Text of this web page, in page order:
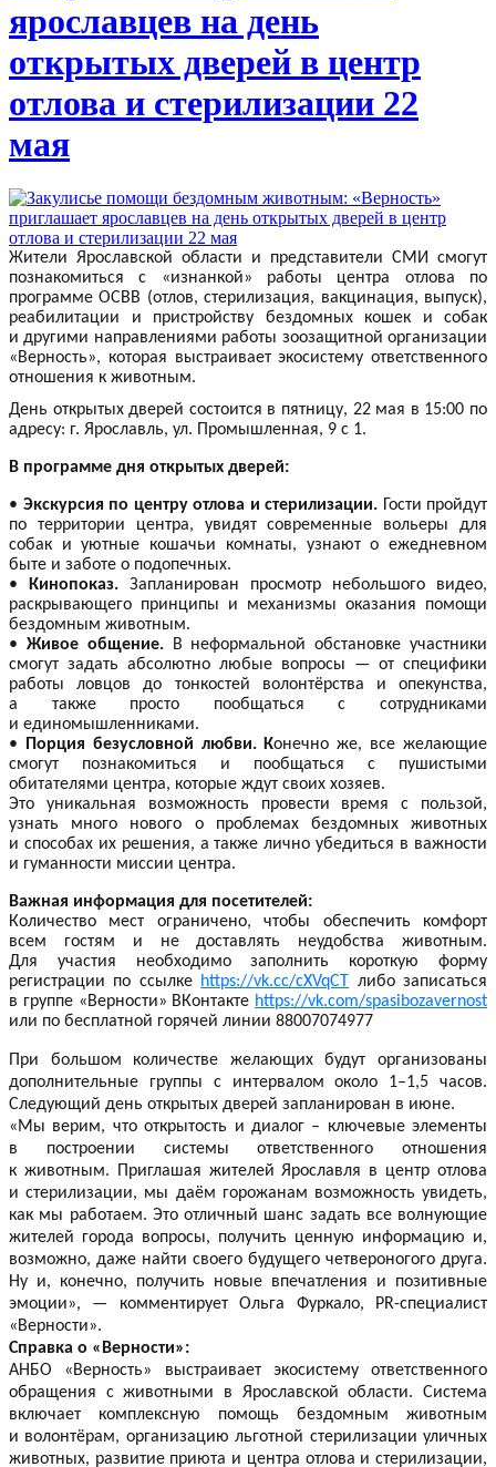
ярославцев на день
открытых дверей в центр
отлова и стерилизации 22
мая
Жители Ярославской области и представители СМИ смогут
познакомиться с «изнанкой» работы центра отлова по
программе ОСВВ (отлов, стерилизация, вакцинация, выпуск),
реабилитации и пристройству бездомных кошек и собак
и другими направлениями работы зоозащитной организации
«Верность», которая выстраивает экосистему ответственного
отношения к животным.
День открытых дверей состоится в пятницу, 22 мая в 15:00 по
адресу: г. Ярославль, ул. Промышленная, 9 с 1.
В программе дня открытых дверей:
• Экскурсия по центру отлова и стерилизации. Гости пройдут
по территории центра, увидят современные вольеры для
собак и уютные кошачьи комнаты, узнают о ежедневном
быте и заботе о подопечных.
•
Кинопоказ. Запланирован просмотр небольшого видео,
раскрывающего принципы и механизмы оказания помощи
бездомным животным.
• Живое общение.
В неформальной обстановке участники
смогут задать абсолютно любые вопросы — от специфики
работы ловцов до тонкостей волонтёрства и опекунства,
а также просто пообщаться с сотрудниками
и единомышленниками.
•
Порция безусловной любви. Конечно же, все желающие
смогут познакомиться и пообщаться с пушистыми
обитателями центра, которые ждут своих хозяев.
Это уникальная возможность провести время с пользой,
узнать много нового о проблемах бездомных животных
и способах их решения, а также лично убедиться в важности
и гуманности миссии центра.
Важная информация для посетителей:
Количество мест ограничено, чтобы обеспечить комфорт
всем гостям и не доставлять неудобства животным.
Для участия необходимо заполнить короткую форму
регистрации по ссылке https://vk.cc/cXVqCT либо записаться
в группе «Верности» ВКонтакте https://vk.com/spasibozavernost
или по бесплатной горячей линии 88007074977
При большом количестве желающих будут организованы
дополнительные группы с интервалом около 1–1,5 часов.
Следующий день открытых дверей запланирован в июне.
«Мы верим, что открытость и диалог – ключевые элементы
в построении системы ответственного отношения
к животным. Приглашая жителей Ярославля в центр отлова
и стерилизации, мы даём горожанам возможность увидеть,
как мы работаем. Это отличный шанс задать все волнующие
жителей города вопросы, получить ценную информацию и,
возможно, даже найти своего будущего четвероногого друга.
Ну и, конечно, получить новые впечатления и позитивные
эмоции», — комментирует Ольга Фуркало, PR-специалист
«Верности».
Справка о «Верности»:
АНБО «Верность» выстраивает экосистему ответственного
обращения с животными в Ярославской области. Система
включает комплексную помощь бездомным животным
и волонтёрам, организацию льготной стерилизации уличных
животных, развитие приюта и центра отлова и стерилизации,